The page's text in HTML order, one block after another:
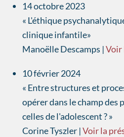
14 octobre 2023
« L'éthique
clinique infantile»
Manoëlle Descamps |Voir
10 février 2024
« Entre structures et
opérer dans le champ des
celles de l'adolescent ? »
Corine Tyszler |Voir la